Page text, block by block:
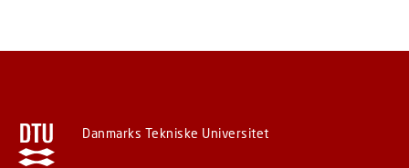
Danmarks Tekniske Universitet